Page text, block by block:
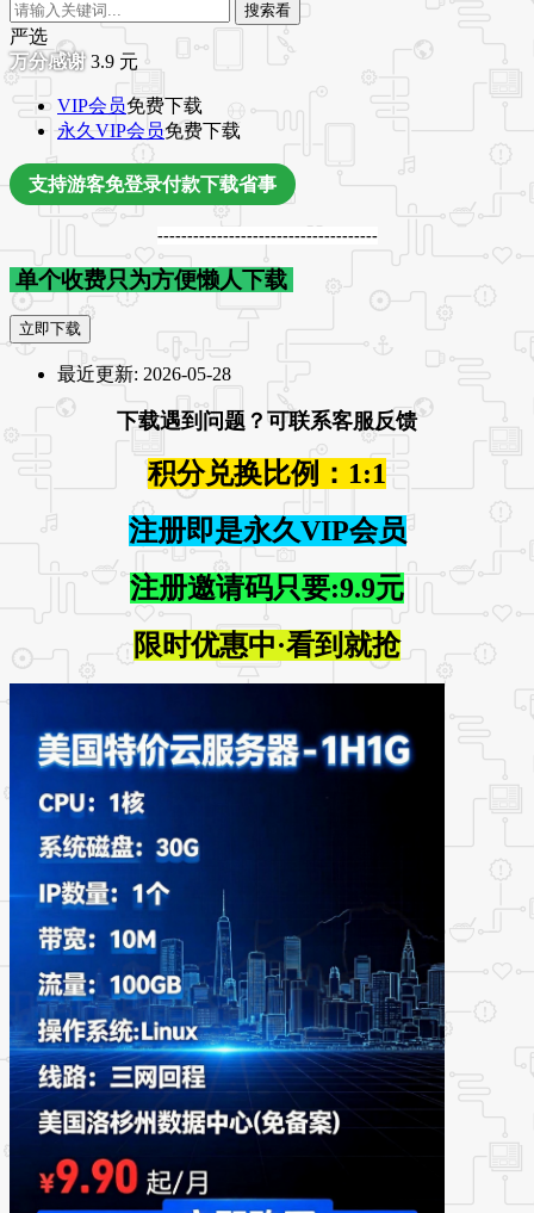
搜索看
严选
3.9 元
VIP会员免费下载
永久VIP会员免费下载
支持游客免登录付款下载省事
-------------------------------------
单个收费只为方便懒人下载
立即下载
最近更新: 2026-05-28
下载遇到问题？可联系客服反馈
积分兑换比例：1:1
注册即是永久VIP会员
注册邀请码只要:9.9元
限时优惠中·看到就抢